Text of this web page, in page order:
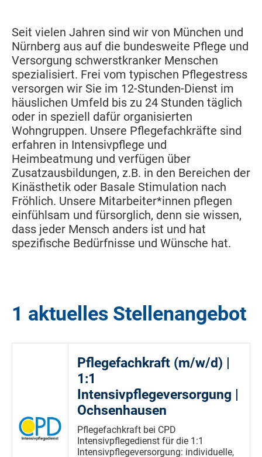
Seit vielen Jahren sind wir von München und
Nürnberg aus auf die bundesweite Pflege und
Versorgung schwerstkranker Menschen
spezialisiert. Frei vom typischen Pflegestress
versorgen wir Sie im 12-Stunden-Dienst im
häuslichen Umfeld bis zu 24 Stunden täglich
oder in speziell dafür organisierten
Wohngruppen. Unsere Pflegefachkräfte sind
erfahren in Intensivpflege und
Heimbeatmung und verfügen über
Zusatzausbildungen, z.B. in den Bereichen der
Kinästhetik oder Basale Stimulation nach
Fröhlich. Unsere Mitarbeiter*innen pflegen
einfühlsam und fürsorglich, denn sie wissen,
dass jeder Mensch anders ist und hat
spezifische Bedürfnisse und Wünsche hat.
1 aktuelles Stellenangebot
Pflegefachkraft (m/w/d) |
1:1
Intensivpflegeversorgung |
Ochsenhausen
Pflegefachkraft bei CPD
Intensivpflegedienst für die 1:1
Intensivpflegeversorgung: individuelle,